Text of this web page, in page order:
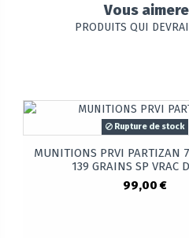
Vous
PRODUITS QUI
Rupture de stock
MUNITIONS PRVI PARTIZAN
139 GRAINS SP VRAC
99,00 €